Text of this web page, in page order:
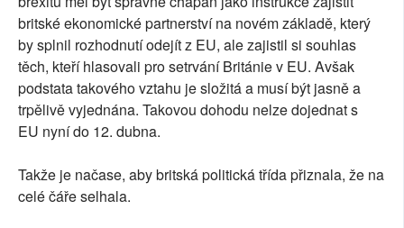
britské ekonomické partnerství na novém základě, který
by splnil rozhodnutí odejít z EU, ale zajistil si souhlas
těch, kteří hlasovali pro setrvání Británie v EU. Avšak
podstata takového vztahu je složitá a musí být jasně a
trpělivě vyjednána. Takovou dohodu nelze dojednat s
EU nyní do 12. dubna.
Takže je načase, aby britská politická třída přiznala, že na
celé čáře selhala.